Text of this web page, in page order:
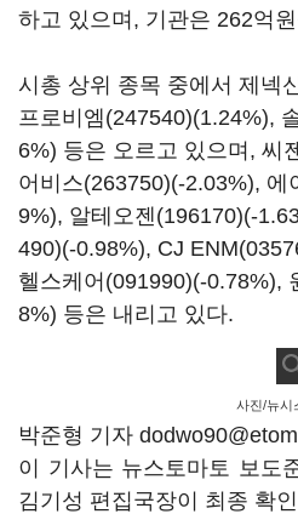
하고 있으며, 기관은 262억
시총 상위 종목 중에서 제넥
프로비엠(247540)(1.24%),
6%) 등은 오르고 있으며, 씨
어비스(263750)(-2.03%), 에
9%), 알테오젠(196170)(-
490)(-0.98%), CJ
헬스케어(091990)(-0.78%),
8%) 등은 내리고 있다.
사진/뉴시
박준형 기자
이 기사는 뉴스토마토 보도
김기성 편집국장이 최종 확